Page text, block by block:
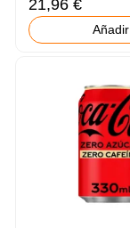
21,96 €
Añadir